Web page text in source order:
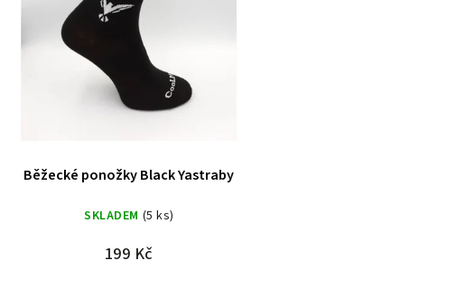
Běžecké ponožky Black Yastraby
SKLADEM (5 ks)
199 Kč